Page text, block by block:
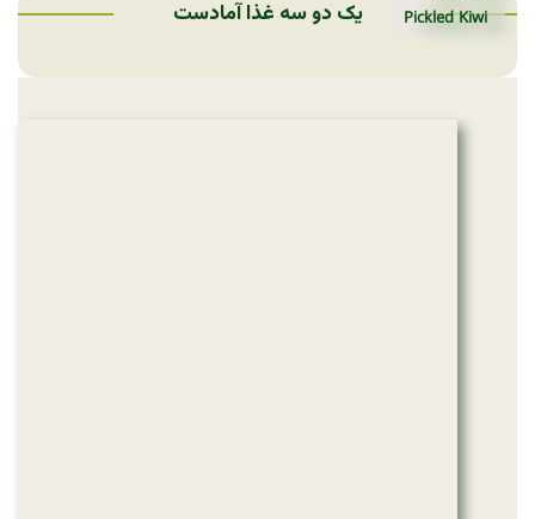
Pickled Kiwi
یک دو سه غذا آمادست